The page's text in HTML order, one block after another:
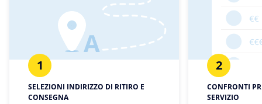
1
SELEZIONI INDIRIZZO DI RITIRO E
CONSEGNA
2
CONFRONTI
SERVIZIO